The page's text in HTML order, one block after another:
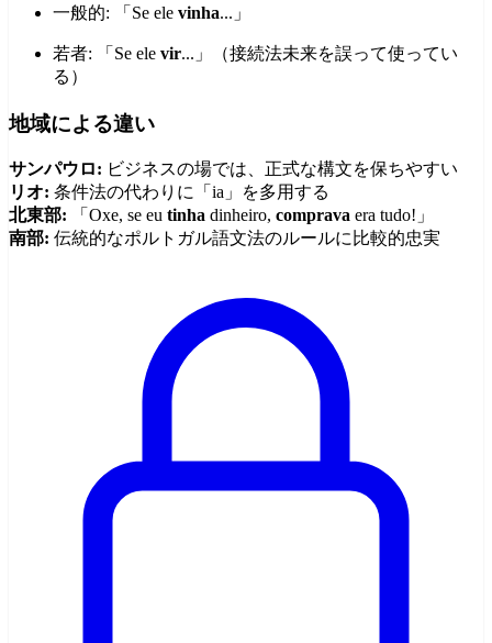
一般的: 「Se ele vinha...」
若者: 「Se ele vir...」（接続法未来を誤って使ってい
る）
地域による違い
サンパウロ: ビジネスの場では、正式な構文を保ちやすい
リオ: 条件法の代わりに「ia」を多用する
北東部: 「Oxe, se eu tinha dinheiro, comprava era tudo!」
南部: 伝統的なポルトガル語文法のルールに比較的忠実